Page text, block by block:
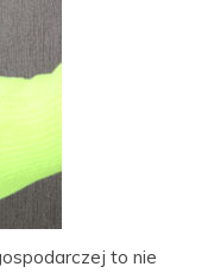
to nie